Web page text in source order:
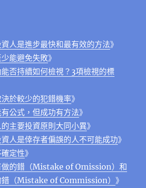
人是進步最快和最有效的方法》
能避免失敗》
否持續如何檢視？3項檢視的標
於較少的犯錯機率》
公式，但成功有方法》
主要投資原則大同小異》
人是倖存者偏誤的人不可能成功》
定性》
做的錯（Mistake of Omission）和
錯（Mistake of Commission）》